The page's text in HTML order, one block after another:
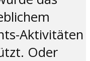
Aktivitäten
Oder